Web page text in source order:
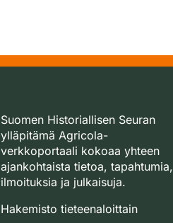
Suomen Historiallisen Seuran
ylläpitämä Agricola-
verkkoportaali kokoaa yhteen
ajankohtaista tietoa, tapahtumia,
ilmoituksia ja julkaisuja.
Hakemisto tieteenaloittain